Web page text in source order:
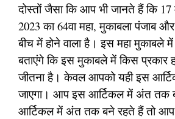
दोस्तों जैसा कि आप भी जानते हैं कि
2023 का 64वा महा, मुकाबला पंजाब
बीच में होने वाला है। इस महा
बताएंगे कि इस मुकाबले में किस प्रकार
जीतना है। केवल आपको यही इस
जाएगा। आप इस आर्टिकल में अंत तक
आर्टिकल में अंत तक बने रहते हैं तो